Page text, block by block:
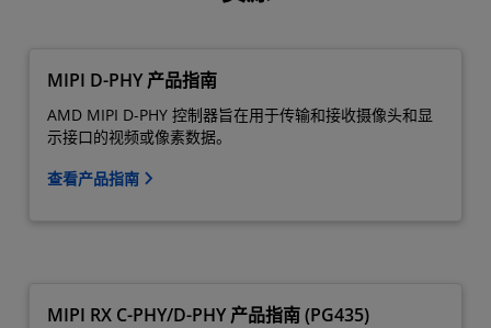
MIPI D-PHY 产品指南
AMD MIPI D-PHY 控制器旨在用于传输和接收摄像头和显
示接口的视频或像素数据。
查看产品指南
MIPI RX C-PHY/D-PHY 产品指南 (PG435)